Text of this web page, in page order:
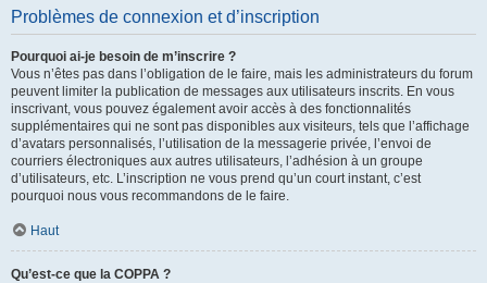
Problèmes de connexion et d’inscription
Pourquoi ai-je besoin de m’inscrire ?
Vous n’êtes pas dans l’obligation de le faire, mais les administrateurs du forum
peuvent limiter la publication de messages aux utilisateurs inscrits. En vous
inscrivant, vous pouvez également avoir accès à des fonctionnalités
supplémentaires qui ne sont pas disponibles aux visiteurs, tels que l’affichage
d’avatars personnalisés, l’utilisation de la messagerie privée, l’envoi de
courriers électroniques aux autres utilisateurs, l’adhésion à un groupe
d’utilisateurs, etc. L’inscription ne vous prend qu’un court instant, c’est
pourquoi nous vous recommandons de le faire.
Haut
Qu’est-ce que la COPPA ?